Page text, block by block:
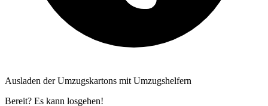
Ausladen der Umzugskartons mit Umzugshelfern
Bereit? Es kann losgehen!